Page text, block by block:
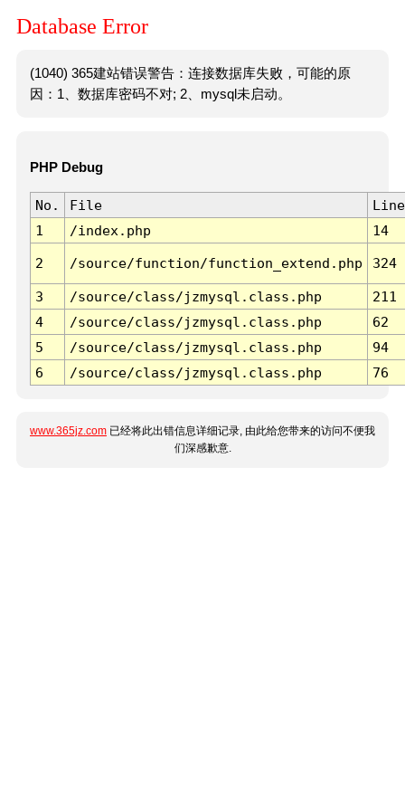
Database Error
(1040) 365建站错误警告：连接数据库失败，可能的原
因：1、数据库密码不对; 2、mysql未启动。
PHP Debug
No. File
Line
1
/index.php 14
2 /source/function/function_extend.php 324
3 /source/class/jzmysql.class.php
211
4
/source/class/jzmysql.class.php
62
5
/source/class/jzmysql.class.php
94
6
/source/class/jzmysql.class.php 76
www.365jz.com 已经将此出错信息详细记录, 由此给您带来的访问不便我
们深感歉意.